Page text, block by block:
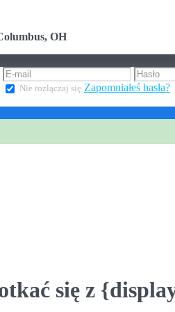
OH
Nie rozłączaj się Zapomniałeś hasła?
się z